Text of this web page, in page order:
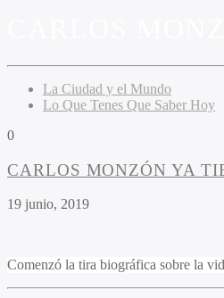
La Ciudad y el Mundo
Lo Que Tenes Que Saber Hoy
0
CARLOS MONZÓN YA
19 junio, 2019
Comenzó la tira biográfica sobre la